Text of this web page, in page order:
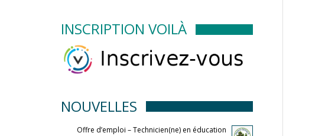
INSCRIPTION VOILÀ
NOUVELLES
Offre d’emploi – Technicien(ne) en éducation